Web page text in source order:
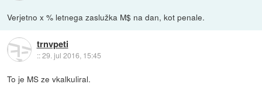
Verjetno x % letnega zaslužka M$ na dan, kot penale.
trnvpeti
::29. jul 2016, 15:45
To je MS ze vkalkuliral.